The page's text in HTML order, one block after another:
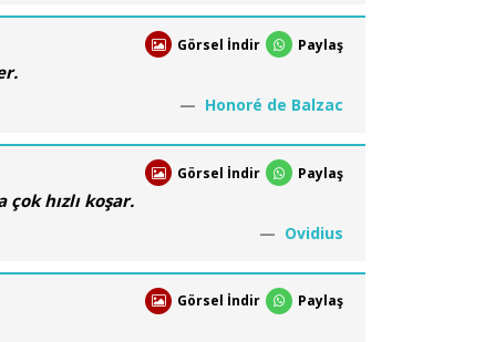
Görsel İndir Paylaş
Honoré de Balzac
Görsel İndir Paylaş
hızlı koşar.
Ovidius
Görsel İndir Paylaş